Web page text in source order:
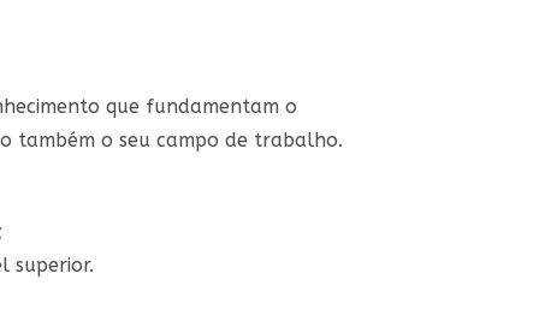
que fundamentam o
também o seu campo de trabalho.
superior.